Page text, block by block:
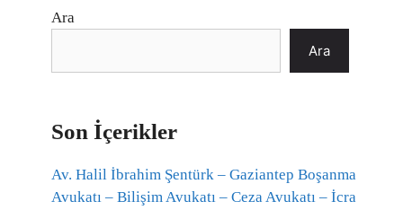
Ara
Ara
Son İçerikler
Av. Halil İbrahim Şentürk – Gaziantep Boşanma
Avukatı – Bilişim Avukatı – Ceza Avukatı – İcra